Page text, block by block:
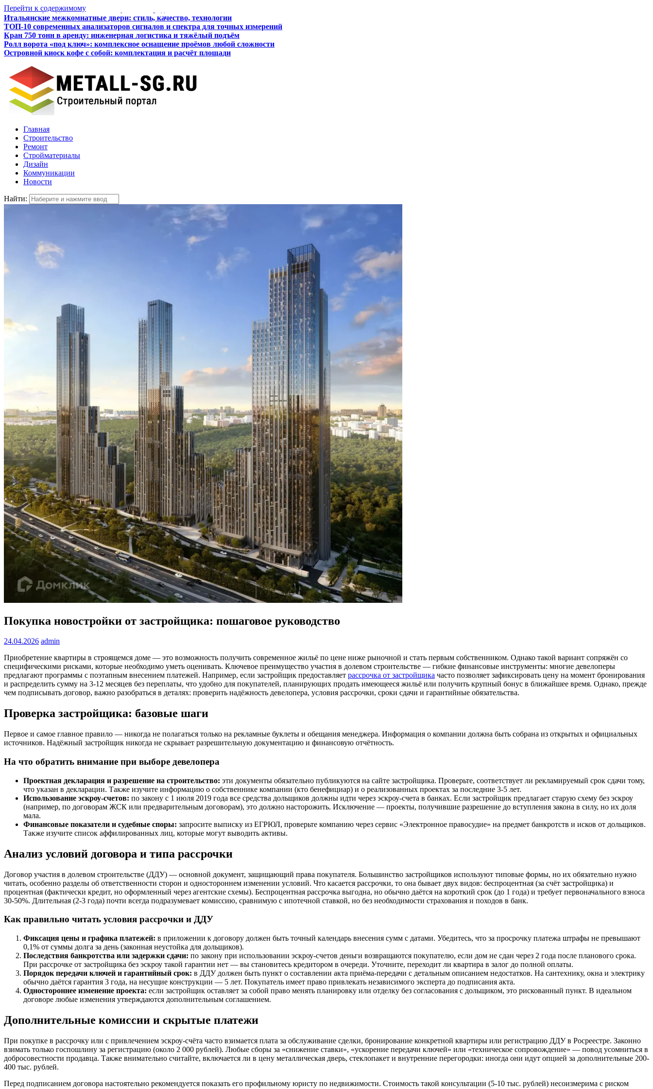
Перейти к содержимому
Итальянские межкомнатные двери: стиль, качество, технологии
ТОП-10 современных анализаторов сигналов и спектра для точных измерений
Кран 750 тонн в аренду: инженерная логистика и тяжёлый подъём
Ролл ворота «под ключ»: комплексное оснащение проёмов любой сложности
Островной киоск кофе с собой: комплектация и расчёт площади
Главная
Строительство
Ремонт
Стройматериалы
Дизайн
Коммуникации
Новости
Найти:
Покупка новостройки от застройщика: пошаговое руководство
24.04.2026 admin
Приобретение квартиры в строящемся доме — это возможность получить современное жильё по цене ниже рыночной и стать первым собственником. Однако такой вариант сопряжён со
специфическими рисками, которые необходимо уметь оценивать. Ключевое преимущество участия в долевом строительстве — гибкие финансовые инструменты: многие девелоперы
предлагают программы с поэтапным внесением платежей. Например, если застройщик предоставляет рассрочка от застройщика часто позволяет зафиксировать цену на момент бронирования
и распределить сумму на 3-12 месяцев без переплаты, что удобно для покупателей, планирующих продать имеющееся жильё или получить крупный бонус в ближайшее время. Однако, прежде
чем подписывать договор, важно разобраться в деталях: проверить надёжность девелопера, условия рассрочки, сроки сдачи и гарантийные обязательства.
Проверка застройщика: базовые шаги
Первое и самое главное правило — никогда не полагаться только на рекламные буклеты и обещания менеджера. Информация о компании должна быть собрана из открытых и официальных
источников. Надёжный застройщик никогда не скрывает разрешительную документацию и финансовую отчётность.
На что обратить внимание при выборе девелопера
Проектная декларация и разрешение на строительство: эти документы обязательно публикуются на сайте застройщика. Проверьте, соответствует ли рекламируемый срок сдачи тому,
что указан в декларации. Также изучите информацию о собственнике компании (кто бенефициар) и о реализованных проектах за последние 3-5 лет.
Использование эскроу-счетов: по закону с 1 июля 2019 года все средства дольщиков должны идти через эскроу-счета в банках. Если застройщик предлагает старую схему без эскроу
(например, по договорам ЖСК или предварительным договорам), это должно насторожить. Исключение — проекты, получившие разрешение до вступления закона в силу, но их доля
мала.
Финансовые показатели и судебные споры: запросите выписку из ЕГРЮЛ, проверьте компанию через сервис «Электронное правосудие» на предмет банкротств и исков от дольщиков.
Также изучите список аффилированных лиц, которые могут выводить активы.
Анализ условий договора и типа рассрочки
Договор участия в долевом строительстве (ДДУ) — основной документ, защищающий права покупателя. Большинство застройщиков используют типовые формы, но их обязательно нужно
читать, особенно разделы об ответственности сторон и одностороннем изменении условий. Что касается рассрочки, то она бывает двух видов: беспроцентная (за счёт застройщика) и
процентная (фактически кредит, но оформленный через агентские схемы). Беспроцентная рассрочка выгодна, но обычно даётся на короткий срок (до 1 года) и требует первоначального взноса
30-50%. Длительная (2-3 года) почти всегда подразумевает комиссию, сравнимую с ипотечной ставкой, но без необходимости страхования и походов в банк.
Как правильно читать условия рассрочки и ДДУ
Фиксация цены и графика платежей: в приложении к договору должен быть точный календарь внесения сумм с датами. Убедитесь, что за просрочку платежа штрафы не превышают
0,1% от суммы долга за день (законная неустойка для дольщиков).
Последствия банкротства или задержки сдачи: по закону при использовании эскроу-счетов деньги возвращаются покупателю, если дом не сдан через 2 года после планового срока.
При рассрочке от застройщика без эскроу такой гарантии нет — вы становитесь кредитором в очереди. Уточните, переходит ли квартира в залог до полной оплаты.
Порядок передачи ключей и гарантийный срок: в ДДУ должен быть пункт о составлении акта приёма-передачи с детальным описанием недостатков. На сантехнику, окна и электрику
обычно даётся гарантия 3 года, на несущие конструкции — 5 лет. Покупатель имеет право привлекать независимого эксперта до подписания акта.
Одностороннее изменение проекта: если застройщик оставляет за собой право менять планировку или отделку без согласования с дольщиком, это рискованный пункт. В идеальном
договоре любые изменения утверждаются дополнительным соглашением.
Дополнительные комиссии и скрытые платежи
При покупке в рассрочку или с привлечением эскроу-счёта часто взимается плата за обслуживание сделки, бронирование конкретной квартиры или регистрацию ДДУ в Росреестре. Законно
взимать только госпошлину за регистрацию (около 2 000 рублей). Любые сборы за «снижение ставки», «ускорение передачи ключей» или «техническое сопровождение» — повод усомниться в
добросовестности продавца. Также внимательно считайте, включается ли в цену металлическая дверь, стеклопакет и внутренние перегородки: иногда они идут опцией за дополнительные 200-
400 тыс. рублей.
Перед подписанием договора настоятельно рекомендуется показать его профильному юристу по недвижимости. Стоимость такой консультации (5-10 тыс. рублей) несоизмерима с риском